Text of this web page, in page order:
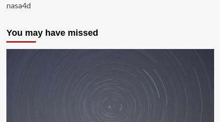
nasa4d
You may have missed